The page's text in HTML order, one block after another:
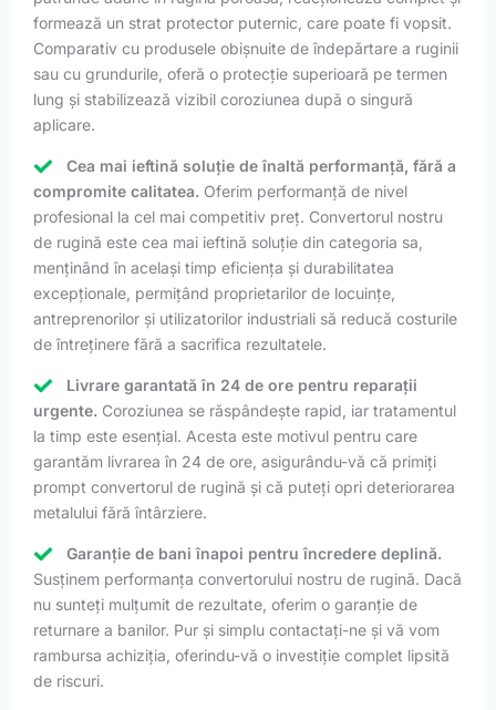
formează un strat protector puternic, care poate fi vopsit.
Comparativ cu produsele obișnuite de îndepărtare a ruginii
sau cu grundurile, oferă o protecție superioară pe termen
lung și stabilizează vizibil coroziunea după o singură
aplicare.
Cea mai ieftină soluție de înaltă performanță, fără a
compromite calitatea. Oferim performanță de nivel
profesional la cel mai competitiv preț. Convertorul nostru
de rugină este cea mai ieftină soluție din categoria sa,
menținând în același timp eficiența și durabilitatea
excepționale, permițând proprietarilor de locuințe,
antreprenorilor și utilizatorilor industriali să reducă costurile
de întreținere fără a sacrifica rezultatele.
Livrare garantată în 24 de ore pentru reparații
urgente. Coroziunea se răspândește rapid, iar tratamentul
la timp este esențial. Acesta este motivul pentru care
garantăm livrarea în 24 de ore, asigurându-vă că primiți
prompt convertorul de rugină și că puteți opri deteriorarea
metalului fără întârziere.
Garanție de bani înapoi pentru încredere deplină.
Susținem performanța convertorului nostru de rugină. Dacă
nu sunteți mulțumit de rezultate, oferim o garanție de
returnare a banilor. Pur și simplu contactați-ne și vă vom
rambursa achiziția, oferindu-vă o investiție complet lipsită
de riscuri.